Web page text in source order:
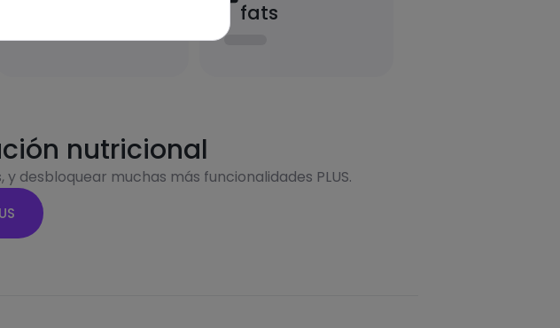
fats
nutricional
desbloquear muchas más funcionalidades PLUS.